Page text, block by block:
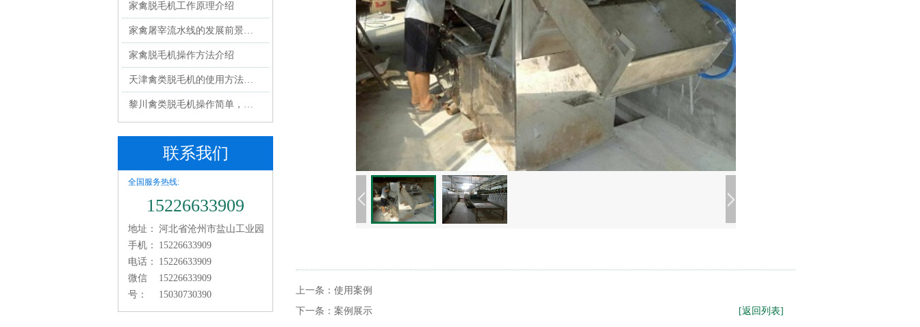
家禽脱毛机工作原理介绍
家禽屠宰流水线的发展前景…
家禽脱毛机操作方法介绍
天津禽类脱毛机的使用方法…
黎川禽类脱毛机操作简单，…
联系我们
全国服务热线:
15226633909
地址： 河北省沧州市盐山工业园
手机：
15226633909
电话：
15226633909
微信
号：
15226633909
15030730390
上一条： 使用案例
下一条： 案例展示 [返回列表]